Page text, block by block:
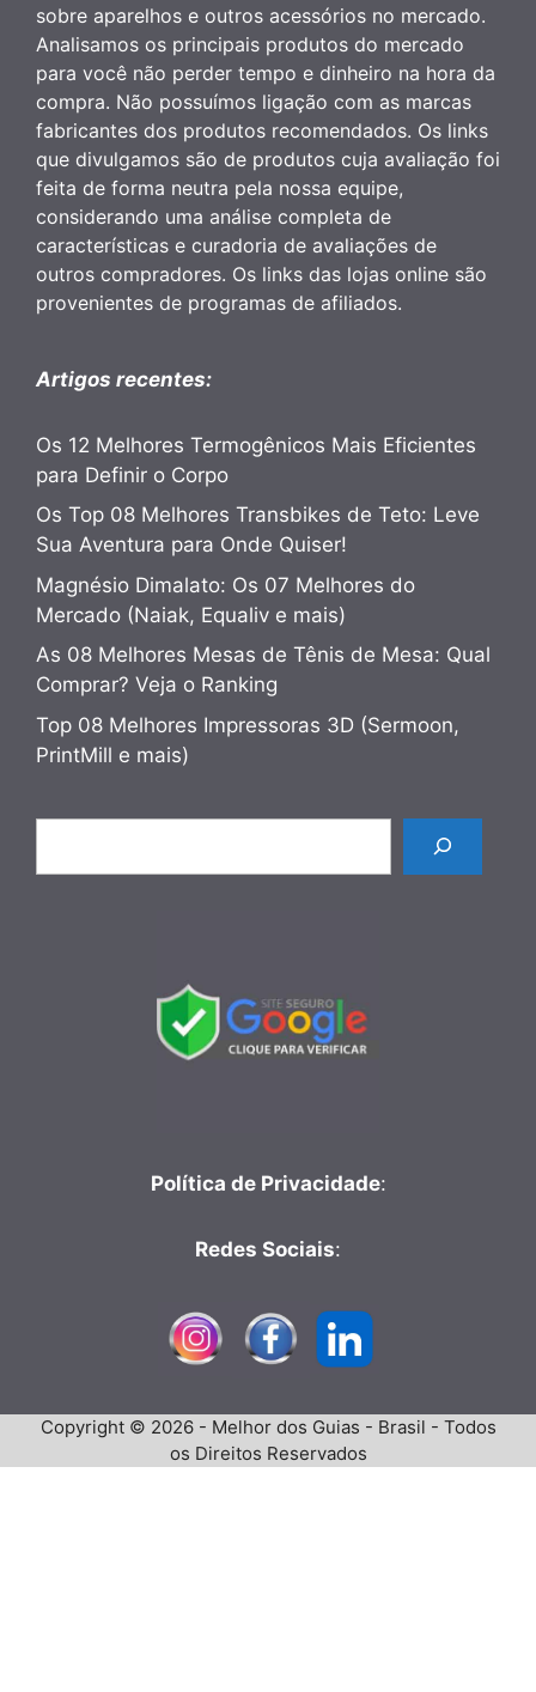
sobre aparelhos e outros acessórios no mercado.
Analisamos os principais produtos do mercado
para você não perder tempo e dinheiro na hora da
compra. Não possuímos ligação com as marcas
fabricantes dos produtos recomendados. Os links
que divulgamos são de produtos cuja avaliação foi
feita de forma neutra pela nossa equipe,
considerando uma análise completa de
características e curadoria de avaliações de
outros compradores. Os links das lojas online são
provenientes de programas de afiliados.
Artigos recentes:
Os 12 Melhores Termogênicos Mais Eficientes
para Definir o Corpo
Os Top 08 Melhores Transbikes de Teto: Leve
Sua Aventura para Onde Quiser!
Magnésio Dimalato: Os 07 Melhores do
Mercado (Naiak, Equaliv e mais)
As 08 Melhores Mesas de Tênis de Mesa: Qual
Comprar? Veja o Ranking
Top 08 Melhores Impressoras 3D (Sermoon,
PrintMill e mais)
Política de Privacidade:
Redes Sociais:
Copyright © 2026 - Melhor dos Guias - Brasil - Todos
os Direitos Reservados